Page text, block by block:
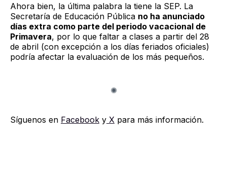
Ahora bien, la última palabra la tiene la SEP. La
Secretaría de Educación Pública no ha anunciado
días extra como parte del periodo vacacional de
Primavera, por lo que faltar a clases a partir del 28
de abril (con excepción a los días feriados oficiales)
podría afectar la evaluación de los más pequeños.
Síguenos en Facebook y X para más información.